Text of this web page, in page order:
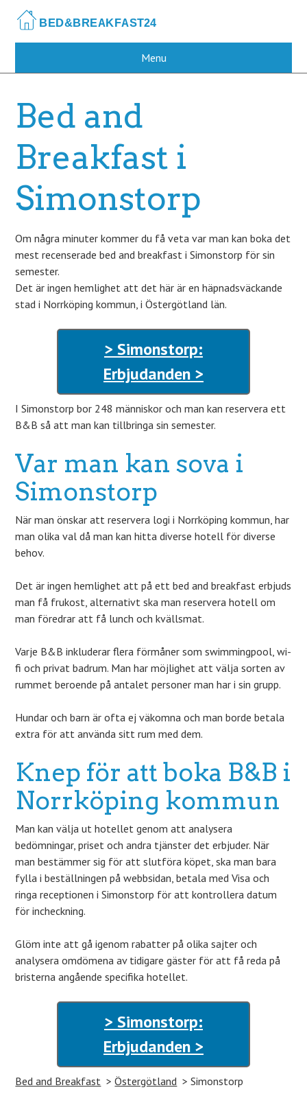
main
Menu
Bed and
Breakfast i
Simonstorp
Om några minuter kommer du få veta var man kan boka det
mest recenserade bed and breakfast i Simonstorp för sin
semester.
Det är ingen hemlighet att det här är en häpnadsväckande
stad i Norrköping kommun, i Östergötland län.
> Simonstorp:
Erbjudanden >
I Simonstorp bor 248 människor och man kan reservera ett
B&B så att man kan tillbringa sin semester.
Var man kan sova i
Simonstorp
När man önskar att reservera logi i Norrköping kommun, har
man olika val då man kan hitta diverse hotell för diverse
behov.
Det är ingen hemlighet att på ett bed and breakfast erbjuds
man få frukost, alternativt ska man reservera hotell om
man föredrar att få lunch och kvällsmat.
Varje B&B inkluderar flera förmåner som swimmingpool, wi-
fi och privat badrum. Man har möjlighet att välja sorten av
rummet beroende på antalet personer man har i sin grupp.
Hundar och barn är ofta ej väkomna och man borde betala
extra för att använda sitt rum med dem.
Knep för att boka B&B i
Norrköping kommun
Man kan välja ut hotellet genom att analysera
bedömningar, priset och andra tjänster det erbjuder. När
man bestämmer sig för att slutföra köpet, ska man bara
fylla i beställningen på webbsidan, betala med Visa och
ringa receptionen i Simonstorp för att kontrollera datum
för incheckning.
Glöm inte att gå igenom rabatter på olika sajter och
analysera omdömena av tidigare gäster för att få reda på
bristerna angående specifika hotellet.
> Simonstorp:
Erbjudanden >
Bed and Breakfast Östergötland Simonstorp